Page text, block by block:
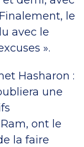
le
avec le
».
Hasharon :
une
ont le
la faire